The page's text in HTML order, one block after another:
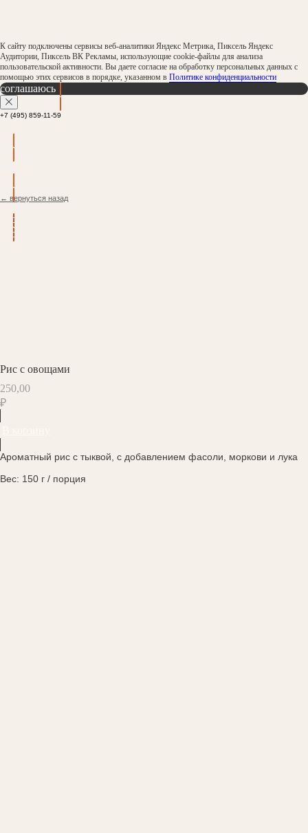
+7 (495) 859-11-59
К сайту подключены сервисы веб-аналитики Яндекс Метрика, Пиксель Яндекс
Аудитории, Пиксель ВК Рекламы, использующие cookie-файлы для анализа
пользовательской активности. Вы даете согласие на обработку персональных данных с
помощью этих сервисов в порядке, указанном в Политике конфиденциальности
соглашаюсь
← вернуться назад
Рис с овощами
250,00
₽
Ароматный рис с тыквой, с добавлением фасоли, моркови и лука
Вес: 150 г / порция